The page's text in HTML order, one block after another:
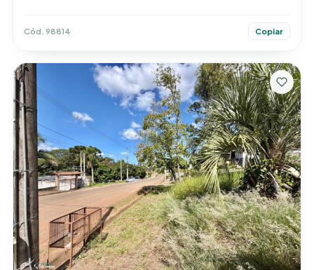
Cód. 98814 Copiar